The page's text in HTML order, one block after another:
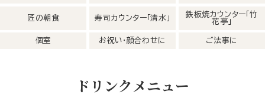
匠の朝食 寿司カウンター「清水」
鉄板焼カウンター「竹
花亭」
個室 お祝い・顔合わせに ご法事に
ドリンクメニュー